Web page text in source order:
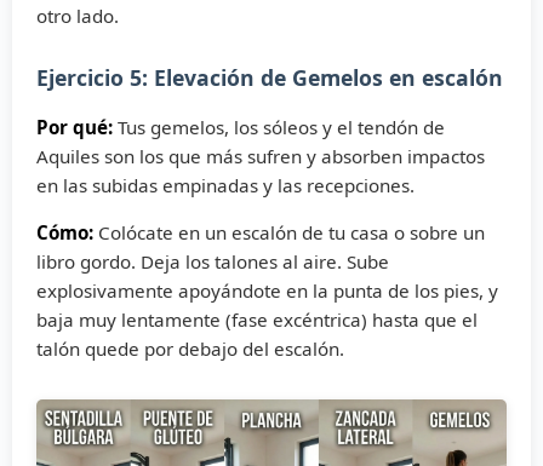
otro lado.
Ejercicio 5: Elevación de Gemelos en escalón
Por qué: Tus gemelos, los sóleos y el tendón de
Aquiles son los que más sufren y absorben impactos
en las subidas empinadas y las recepciones.
Cómo: Colócate en un escalón de tu casa o sobre un
libro gordo. Deja los talones al aire. Sube
explosivamente apoyándote en la punta de los pies, y
baja muy lentamente (fase excéntrica) hasta que el
talón quede por debajo del escalón.